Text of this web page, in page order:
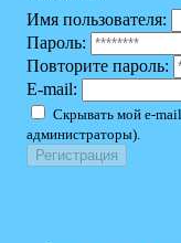
Имя пользователя:
Пароль:
Повторите пароль:
E-mail:
Скрывать мой e-mail
администраторы).